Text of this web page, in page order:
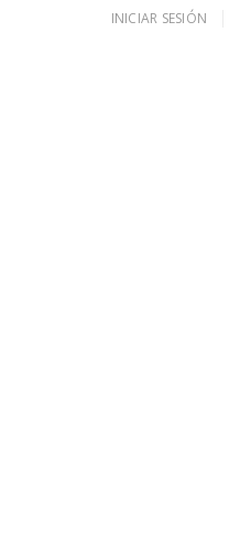
INICIAR SESIÓN